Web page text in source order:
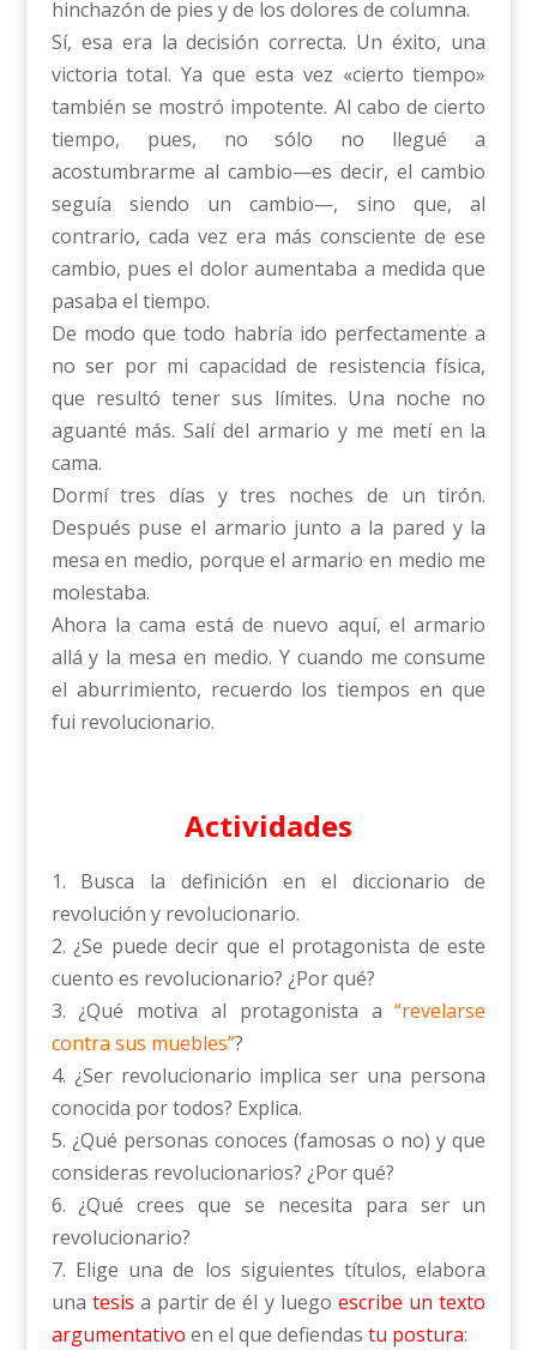
hinchazón de pies y de los dolores de columna.
Sí, esa era la decisión correcta. Un éxito, una
victoria total. Ya que esta vez «cierto tiempo»
también se mostró impotente. Al cabo de cierto
tiempo, pues, no sólo no llegué a
acostumbrarme al cambio—es decir, el cambio
seguía siendo un cambio—, sino que, al
contrario, cada vez era más consciente de ese
cambio, pues el dolor aumentaba a medida que
pasaba el tiempo.
De modo que todo habría ido perfectamente a
no ser por mi capacidad de resistencia física,
que resultó tener sus límites. Una noche no
aguanté más. Salí del armario y me metí en la
cama.
Dormí tres días y tres noches de un tirón.
Después puse el armario junto a la pared y la
mesa en medio, porque el armario en medio me
molestaba.
Ahora la cama está de nuevo aquí, el armario
allá y la mesa en medio. Y cuando me consume
el aburrimiento, recuerdo los tiempos en que
fui revolucionario.
Actividades
1. Busca la definición en el diccionario de
revolución y revolucionario.
2. ¿Se puede decir que el protagonista de este
cuento es revolucionario? ¿Por qué?
3. ¿Qué motiva al protagonista a“revelarse
contra sus muebles”?
4. ¿Ser revolucionario implica ser una persona
conocida por todos? Explica.
5. ¿Qué personas conoces (famosas o no) y que
consideras revolucionarios? ¿Por qué?
6. ¿Qué crees que se necesita para ser un
revolucionario?
7. Elige una de los siguientes títulos, elabora
una tesis a partir de él y luegoescribe un texto
argumentativo en el que defiendas tu postura: